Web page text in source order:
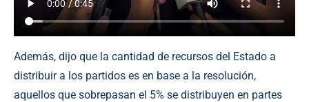
Además, dijo que la cantidad de recursos del Estado a
distribuir a los partidos es en base a la resolución,
aquellos que sobrepasan el 5% se distribuyen en partes